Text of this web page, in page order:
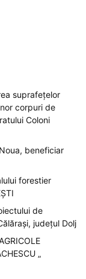
suprafețelor
corpuri de
Coloni
beneficiar
forestier
de
județul Dolj
„